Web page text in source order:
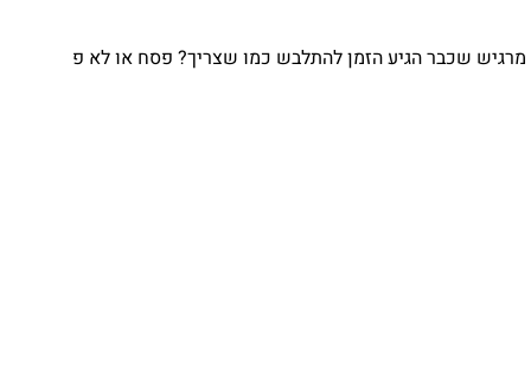
מרגיש שכבר הגיע הזמן להתלבש כמו שצריך? פסח או לא פ